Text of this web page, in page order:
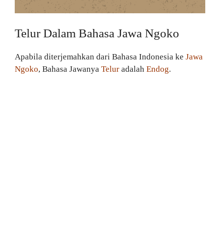
Telur Dalam Bahasa Jawa Ngoko
Apabila diterjemahkan dari Bahasa Indonesia ke Jawa
Ngoko, Bahasa Jawanya Telur adalah Endog.